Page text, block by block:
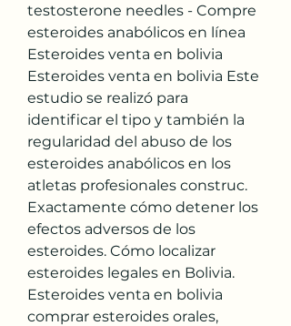
testosterone needles - Compre
esteroides anabólicos en línea
Esteroides venta en bolivia
Esteroides venta en bolivia Este
estudio se realizó para
identificar el tipo y también la
regularidad del abuso de los
esteroides anabólicos en los
atletas profesionales construc.
Exactamente cómo detener los
efectos adversos de los
esteroides. Cómo localizar
esteroides legales en Bolivia.
Esteroides venta en bolivia
comprar esteroides orales,